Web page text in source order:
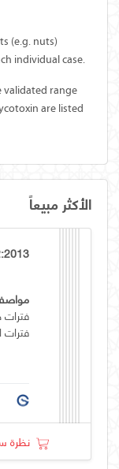
(e.g. nuts)
individual case.
validated range
are listed
الأكثر مبيعاً
فترات
فترات
نظرة